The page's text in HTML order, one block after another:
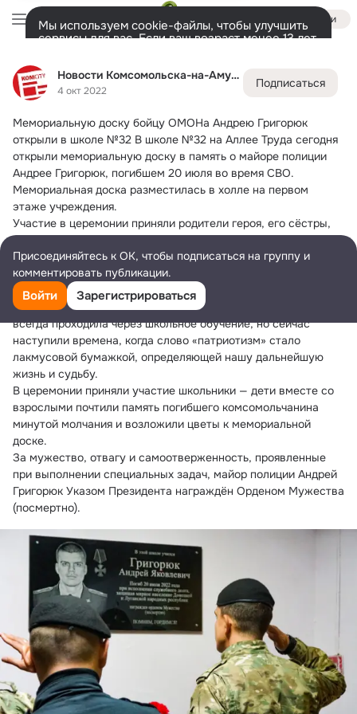
Новости Комсомольска-на-Амуре
4 окт 2022
Подписаться
Мемориальную доску бойцу ОМОНа Андрею Григорюк
открыли в школе №32 В школе №32 на Аллее Труда сегодня
открыли мемориальную доску в память о майоре полиции
Андрее Григорюк, погибшем 20 июля во время СВО.
Мемориальная доска разместилась в холле на первом
этаже учреждения.
Участие в церемонии приняли родители героя, его сёстры,
представители администрации Комсомольска-на-Амуре и
городской Думы, сослуживцы из отряда ОМОН, которые
совсем недавно вернулись из служебной командировки и
сейчас вновь готовятся к очередной поездке.
Как обратил внимание директор школы, линия патриотизма
всегда проходила через школьное обучение, но сейчас
наступили времена, когда слово «патриотизм» стало
лакмусовой бумажкой, определяющей нашу дальнейшую
жизнь и судьбу.
В церемонии приняли участие школьники — дети вместе со
взрослыми почтили память погибшего комсомольчанина
минутой молчания и возложили цветы к мемориальной
доске.
За мужество, отвагу и самоотверженность, проявленные
при выполнении специальных задач, майор полиции Андрей
Григорюк Указом Президента награждён Орденом Мужества
(посмертно).
Войти
Мы используем cookie-файлы, чтобы улучшить
сервисы для вас. Если ваш возраст менее 13 лет,
представитель.
Разрешить все
Лента Участники Подарки
Дополнительная
колонка
Всё40 944 Обсуждаемые
Присоединяйтесь к ОК, чтобы подписаться на группу и
комментировать публикации.
Войти Зарегистрироваться